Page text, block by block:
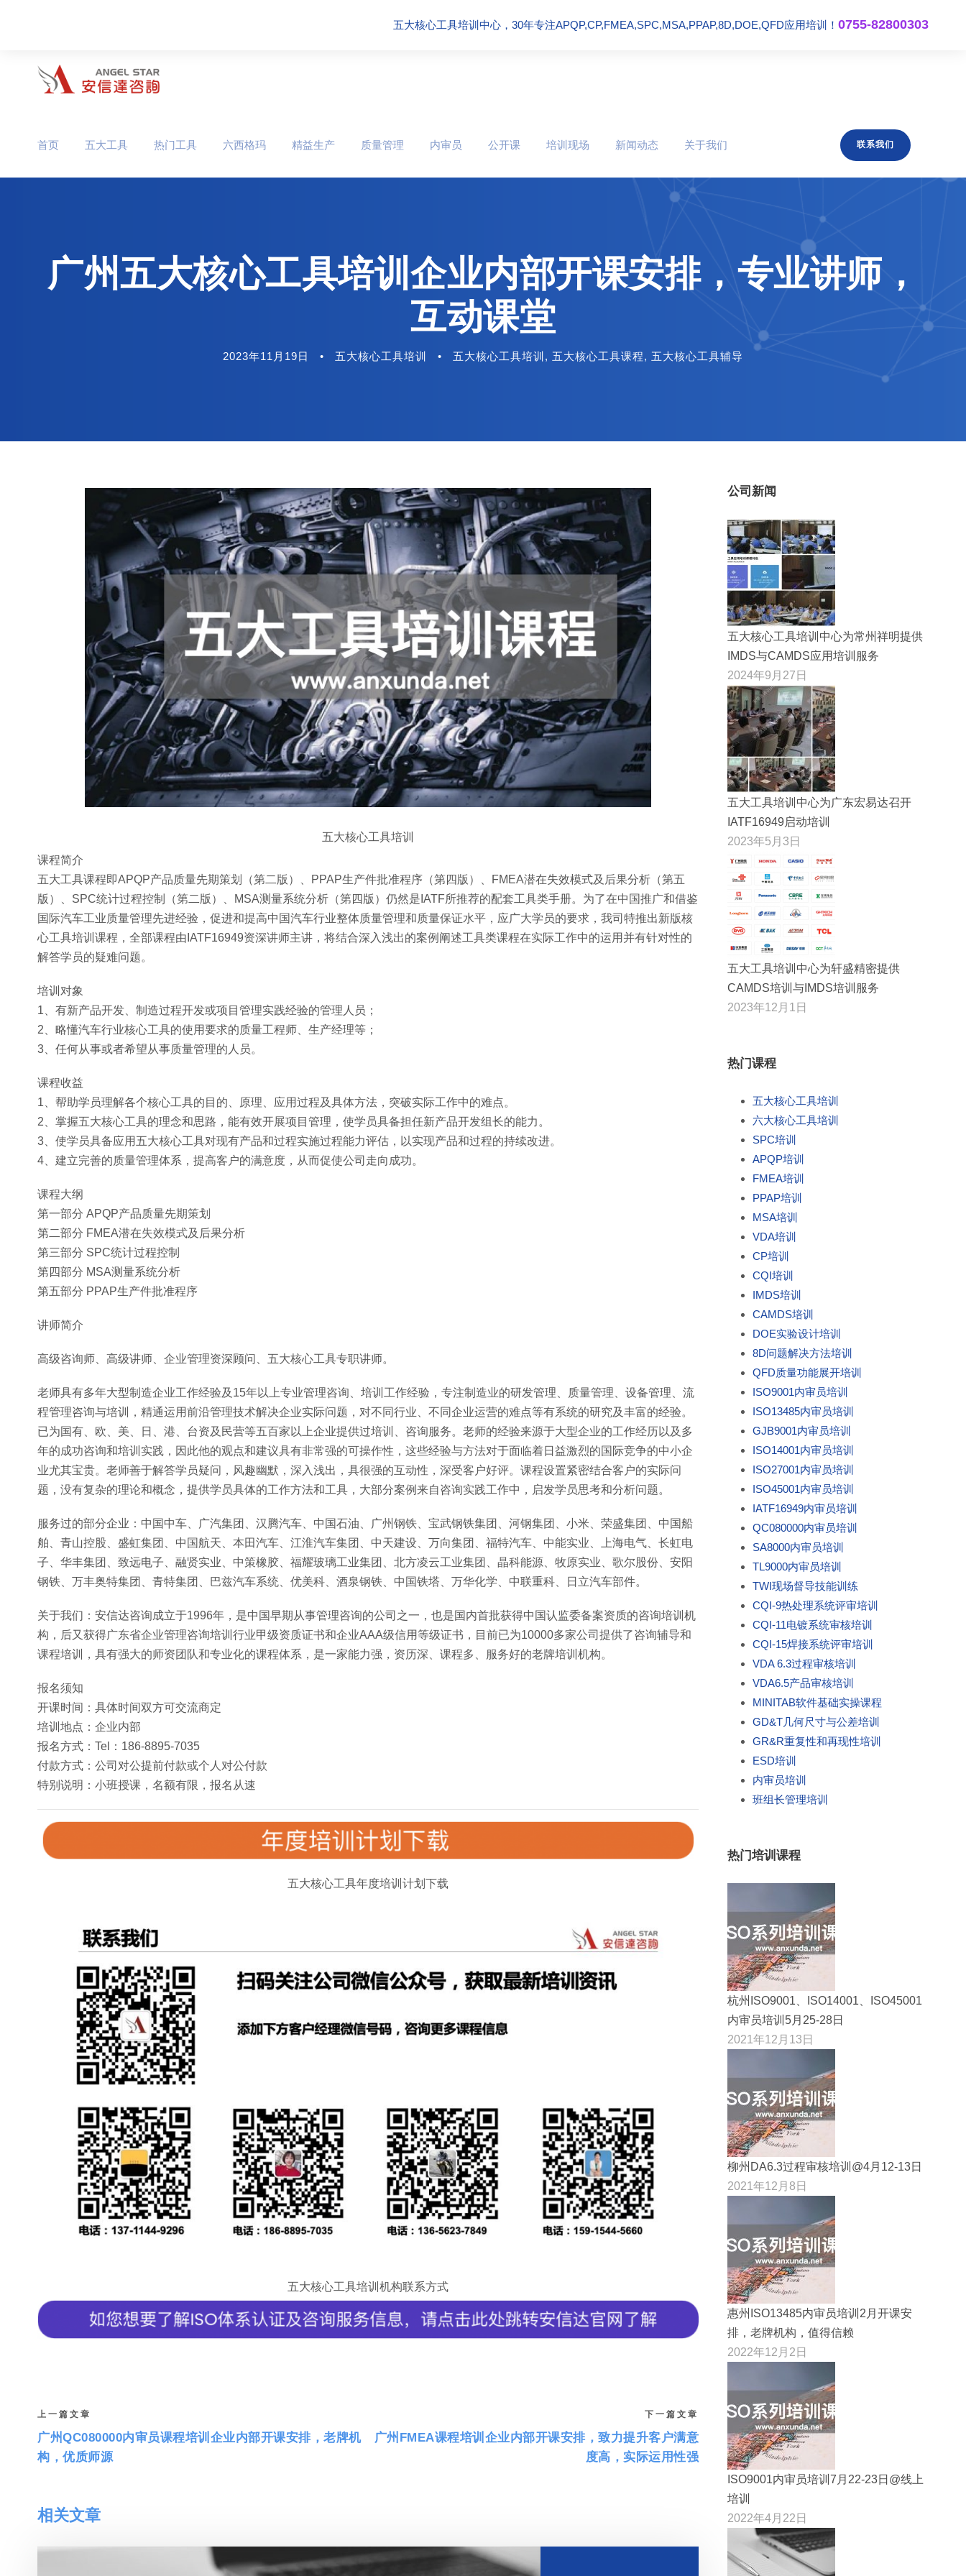
五大核心工具培训中心，30年专注APQP,CP,FMEA,SPC,MSA,PPAP,8D,DOE,QFD应用培训！ 0755-82800303
首页 五大工具 热门工具 六西格玛 精益生产 质量管理 内审员 公开课 培训现场 新闻动态 关于我们 联系我们
广州五大核心工具培训企业内部开课安排，专业讲师，
互动课堂
2023年11月19日 • 五大核心工具培训 • 五大核心工具培训 , 五大核心工具课程, 五大核心工具辅导
五大核心工具培训
课程简介
五大工具课程即APQP产品质量先期策划（第二版）、PPAP生产件批准程序（第四版）、FMEA潜在失效模式及后果分析（第五
版）、SPC统计过程控制（第二版）、MSA测量系统分析（第四版）仍然是IATF所推荐的配套工具类手册。为了在中国推广和借鉴
国际汽车工业质量管理先进经验，促进和提高中国汽车行业整体质量管理和质量保证水平，应广大学员的要求，我司特推出新版核
心工具培训课程，全部课程由IATF16949资深讲师主讲，将结合深入浅出的案例阐述工具类课程在实际工作中的运用并有针对性的
解答学员的疑难问题。
培训对象
1、有新产品开发、制造过程开发或项目管理实践经验的管理人员；
2、略懂汽车行业核心工具的使用要求的质量工程师、生产经理等；
3、任何从事或者希望从事质量管理的人员。
课程收益
1、帮助学员理解各个核心工具的目的、原理、应用过程及具体方法，突破实际工作中的难点。
2、掌握五大核心工具的理念和思路，能有效开展项目管理，使学员具备担任新产品开发组长的能力。
3、使学员具备应用五大核心工具对现有产品和过程实施过程能力评估，以实现产品和过程的持续改进。
4、建立完善的质量管理体系，提高客户的满意度，从而促使公司走向成功。
课程大纲
第一部分 APQP产品质量先期策划
第二部分 FMEA潜在失效模式及后果分析
第三部分 SPC统计过程控制
第四部分 MSA测量系统分析
第五部分 PPAP生产件批准程序
讲师简介
高级咨询师、高级讲师、企业管理资深顾问、五大核心工具专职讲师。
老师具有多年大型制造企业工作经验及15年以上专业管理咨询、培训工作经验，专注制造业的研发管理、质量管理、设备管理、流
程管理咨询与培训，精通运用前沿管理技术解决企业实际问题，对不同行业、不同企业运营的难点等有系统的研究及丰富的经验。
已为国有、欧、美、日、港、台资及民营等五百家以上企业提供过培训、咨询服务。老师的经验来源于大型企业的工作经历以及多
年的成功咨询和培训实践，因此他的观点和建议具有非常强的可操作性，这些经验与方法对于面临着日益激烈的国际竞争的中小企
业尤其宝贵。老师善于解答学员疑问，风趣幽默，深入浅出，具很强的互动性，深受客户好评。课程设置紧密结合客户的实际问
题，没有复杂的理论和概念，提供学员具体的工作方法和工具，大部分案例来自咨询实践工作中，启发学员思考和分析问题。
服务过的部分企业：中国中车、广汽集团、汉腾汽车、中国石油、广州钢铁、宝武钢铁集团、河钢集团、小米、荣盛集团、中国船
舶、青山控股、盛虹集团、中国航天、本田汽车、江淮汽车集团、中天建设、万向集团、福特汽车、中能实业、上海电气、长虹电
子、华丰集团、致远电子、融贤实业、中策橡胶、福耀玻璃工业集团、北方凌云工业集团、晶科能源、牧原实业、歌尔股份、安阳
钢铁、万丰奥特集团、青特集团、巴兹汽车系统、优美科、酒泉钢铁、中国铁塔、万华化学、中联重科、日立汽车部件。
关于我们：安信达咨询成立于1996年，是中国早期从事管理咨询的公司之一，也是国内首批获得中国认监委备案资质的咨询培训机
构，后又获得广东省企业管理咨询培训行业甲级资质证书和企业AAA级信用等级证书，目前已为10000多家公司提供了咨询辅导和
课程培训，具有强大的师资团队和专业化的课程体系，是一家能力强，资历深、课程多、服务好的老牌培训机构。
报名须知
开课时间：具体时间双方可交流商定
培训地点：企业内部
报名方式：Tel：186-8895-7035
付款方式：公司对公提前付款或个人对公付款
特别说明：小班授课，名额有限，报名从速
五大核心工具年度培训计划下载
五大核心工具培训机构联系方式
上一篇文章
广州QC080000内审员课程培训企业内部开课安排，老牌机
构，优质师源
下一篇文章
广州FMEA课程培训企业内部开课安排，致力提升客户满意
度高，实际运用性强
相关文章
公司新闻
五大核心工具培训中心为常州祥明提供
IMDS与CAMDS应用培训服务
2024年9月27日
五大工具培训中心为广东宏易达召开
IATF16949启动培训
2023年5月3日
五大工具培训中心为轩盛精密提供
CAMDS培训与IMDS培训服务
2023年12月1日
热门课程
五大核心工具培训
六大核心工具培训
SPC培训
APQP培训
FMEA培训
PPAP培训
MSA培训
VDA培训
CP培训
CQI培训
IMDS培训
CAMDS培训
DOE实验设计培训
8D问题解决方法培训
QFD质量功能展开培训
ISO9001内审员培训
ISO13485内审员培训
GJB9001内审员培训
ISO14001内审员培训
ISO27001内审员培训
ISO45001内审员培训
IATF16949内审员培训
QC080000内审员培训
SA8000内审员培训
TL9000内审员培训
TWI现场督导技能训练
CQI-9热处理系统评审培训
CQI-11电镀系统审核培训
CQI-15焊接系统评审培训
VDA 6.3过程审核培训
VDA6.5产品审核培训
MINITAB软件基础实操课程
GD&T几何尺寸与公差培训
GR&R重复性和再现性培训
ESD培训
内审员培训
班组长管理培训
热门培训课程
杭州ISO9001、ISO14001、ISO45001
内审员培训5月25-28日
2021年12月13日
柳州DA6.3过程审核培训@4月12-13日
2021年12月8日
惠州ISO13485内审员培训2月开课安
排，老牌机构，值得信赖
2022年12月2日
ISO9001内审员培训7月22-23日@线上
培训
2022年4月22日